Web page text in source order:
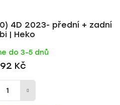
4D 2023- přední + zadní
| Heko
do 3-5 dnů
Kč